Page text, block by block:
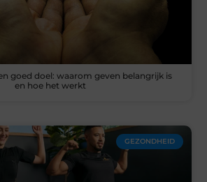
goed doel: waarom geven belangrijk is
en hoe het werkt
GEZONDHEID